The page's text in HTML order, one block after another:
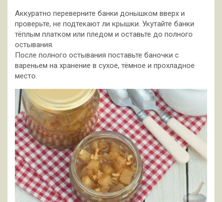
Аккуратно переверните банки донышком вверх и
проверьте, не подтекают ли крышки. Укутайте банки
тёплым платком или пледом и оставьте до полного
остывания.
После полного остывания поставьте баночки с
вареньем на хранение в сухое, тёмное и прохладное
место.